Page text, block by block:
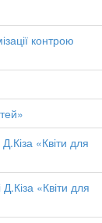
контрою
«Квіти для
«Квіти для